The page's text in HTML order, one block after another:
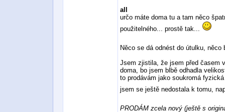
all
určo máte doma tu a tam něco
použitelného... prostě tak...
Něco se dá odnést do útulku,
Jsem zjistila, že jsem před časem
doma, bo jsem blbě odhadla
to prodávám jako soukromá
jsem se ještě nedostala k tomu,
PRODÁM zcela nový (ještě s